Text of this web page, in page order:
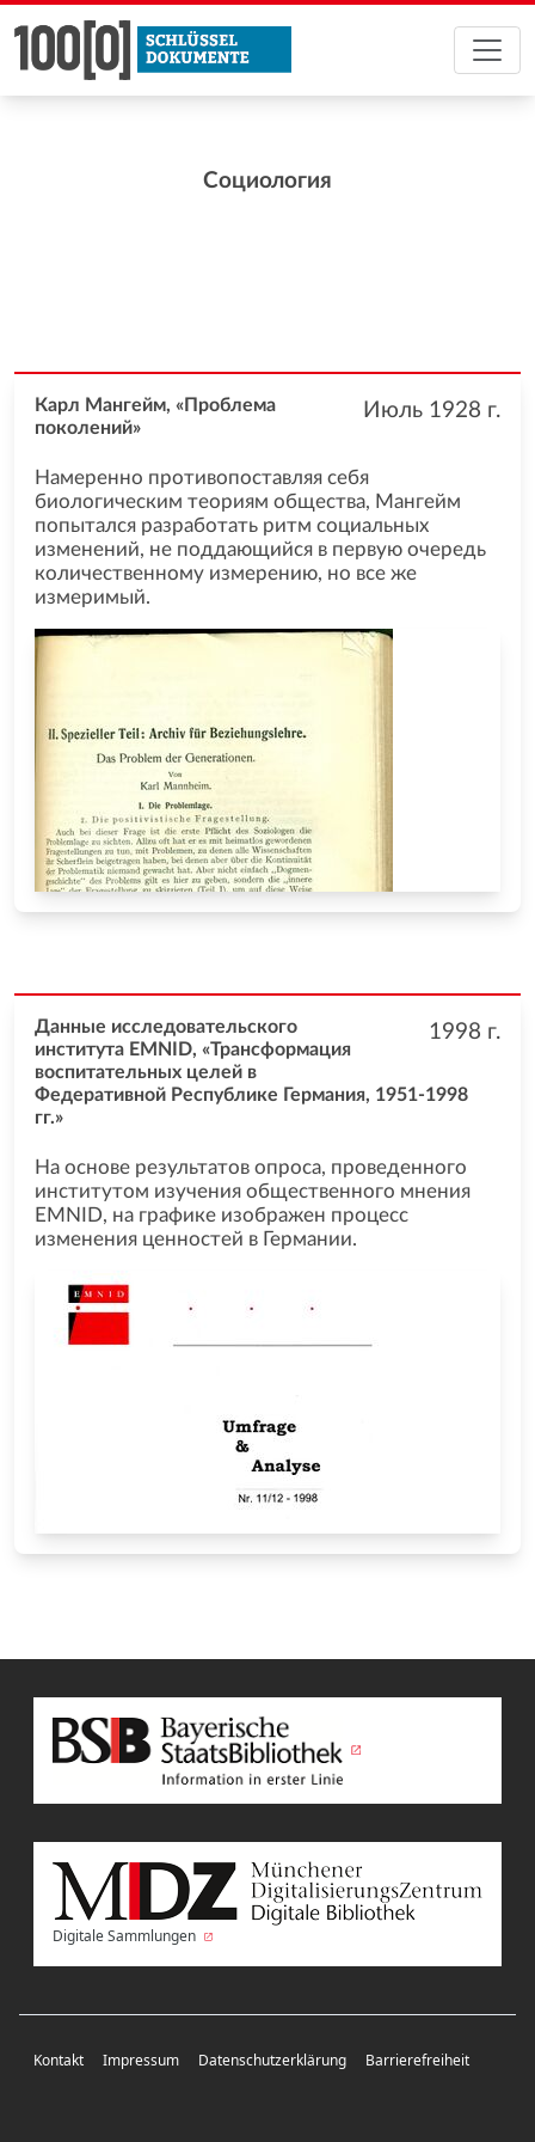
Социология
Июль 1928 г.
Карл Мангейм, «Проблема
поколений»
Намеренно противопоставляя себя
биологическим теориям общества, Мангейм
попытался разработать ритм социальных
изменений, не поддающийся в первую очередь
количественному измерению, но все же
измеримый.
1998 г.
Данные исследовательского
института EMNID, «Трансформация
воспитательных целей в
Федеративной Республике Германия, 1951-1998
гг.»
На основе результатов опроса, проведенного
институтом изучения общественного мнения
EMNID, на графике изображен процесс
изменения ценностей в Германии.
Digitale Sammlungen
Kontakt Impressum Datenschutzerklärung Barrierefreiheit